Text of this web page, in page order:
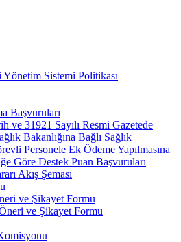
Sistemi Politikası
Başvuruları
ve 31921 Sayılı Resmi Gazetede
Bakanlığına Bağlı Sağlık
Personele Ek Ödeme Yapılmasına
Göre Destek Puan Başvuruları
Akış Şeması
ve Şikayet Formu
ve Şikayet Formu